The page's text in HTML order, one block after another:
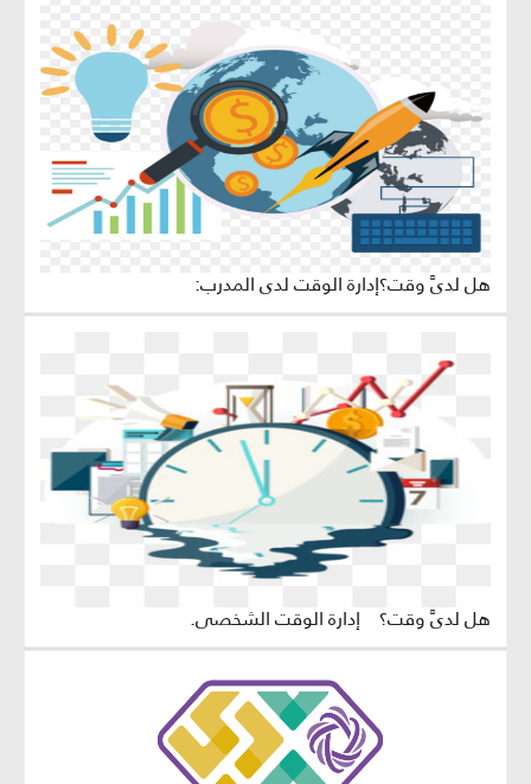
هل لديَّ وقت؟إدارة الوقت لدى المدرب:
هل لديَّ وقت؟ إدارة الوقت الشخصي.